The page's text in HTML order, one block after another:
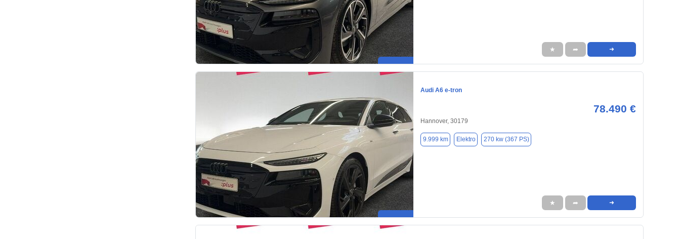
★ ➦ ➜
Audi A6 e-tron
78.490 €
Hannover, 30179
9.999 km Elektro 270 kw (367 PS)
★ ➦ ➜